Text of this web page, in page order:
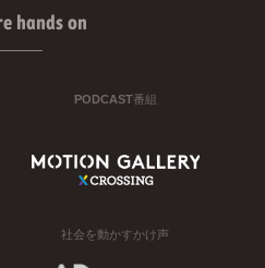
hands on
PODCAST番組
社会を動かすかけ声